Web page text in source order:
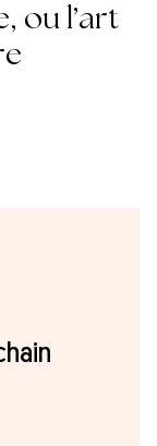
ou l’art